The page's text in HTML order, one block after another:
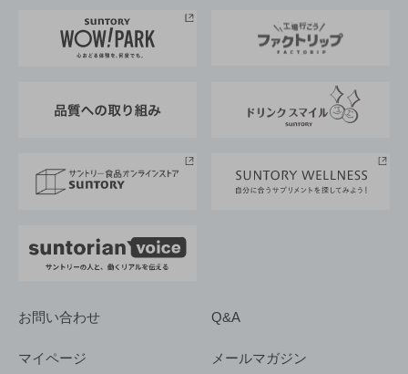
地域情報
サントリーサンバーズ大阪
サントリーが考えるサステナビリティ経営
企業概要
採用情報
お問い合わせ Q&A
マイページ メールマガジン